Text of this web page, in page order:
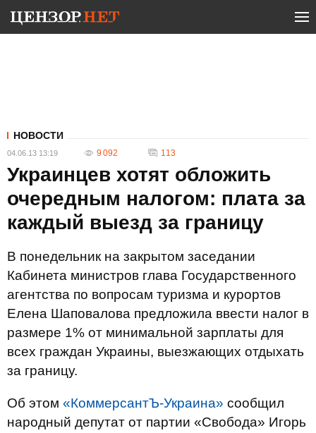
НОВОСТИ
04.06.13 13:19 9 092 113
Украинцев хотят обложить
очередным налогом: плата за
каждый выезд за границу
В понедельник на закрытом заседании
Кабинета министров глава Государственного
агентства по вопросам туризма и курортов
Елена Шаповалова предложила ввести налог в
размере 1% от минимальной зарплаты для
всех граждан Украины, выезжающих отдыхать
за границу.
Об этом «КоммерсантЪ-Украина» сообщил
народный депутат от партии «Свобода» Игорь